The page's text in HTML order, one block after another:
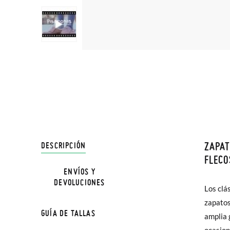
DESCRIPCIÓN
Los
amplia
ENVÍOS Y
DEVOLUCIONES
En
hasta
poco
En
GUÍA DE TALLAS
a